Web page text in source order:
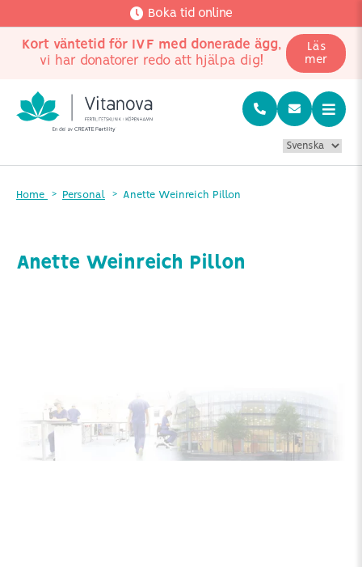
Boka tid online
Kort väntetid för IVF med donerade ägg,
vi har donatorer redo att hjälpa dig!
Läs
mer
Home Personal Anette Weinreich Pillon
Anette Weinreich Pillon